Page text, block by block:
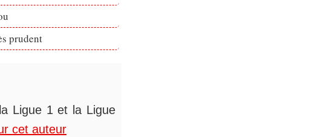
prudent
Ligue 1 et la Ligue
cet auteur